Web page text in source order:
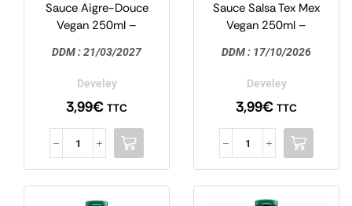
Sauce Aigre-Douce
Vegan 250ml –
DDM :21/03/2027
Develey
3,99€ TTC
Sauce Salsa Tex Mex
Vegan 250ml –
DDM : 17/10/2026
Develey
3,99€ TTC